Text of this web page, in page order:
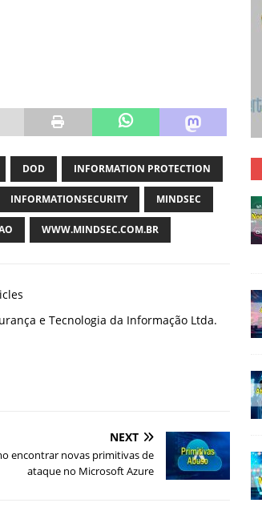
DOD INFORMATION PROTECTION
INFORMATIONSECURITY MINDSEC
WWW.MINDSEC.COM.BR
e Tecnologia da Informação Ltda.
NEXT
encontrar novas primitivas de
ataque no Microsoft Azure